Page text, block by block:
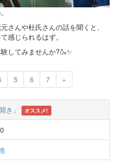
さんや杜氏さんの話を聞くと、
感じられるはず。
してみませんか?🍶✨
5 6 7 »Next
き」 オススメ!